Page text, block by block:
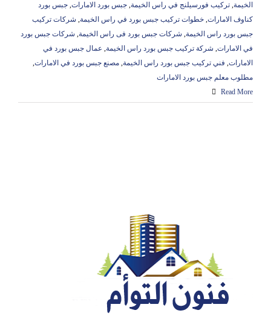
الخيمة, تركيب فورسيلنج في راس الخيمة, جبس بورد الامارات, جبس بورد
كناوف الامارات, خطوات تركيب جبس بورد في راس الخيمة, شركات تركيب
جبس بورد راس الخيمة, شركات جبس بورد فى راس الخيمة, شركات جبس بورد
في الامارات, شركة تركيب جبس بورد راس الخيمة, عمال جبس بورد في
الامارات, فني تركيب جبس بورد راس الخيمة, مصنع جبس بورد في الامارات,
مطلوب معلم جبس بورد الامارات
Read More